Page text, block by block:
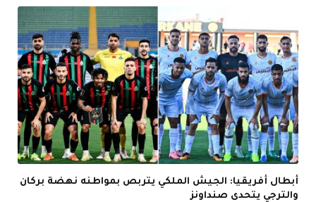
أبطال أفريقيا: الجيش الملكي يتربص بمواطنه نهضة بركان
والترجي يتحدى صنداونز